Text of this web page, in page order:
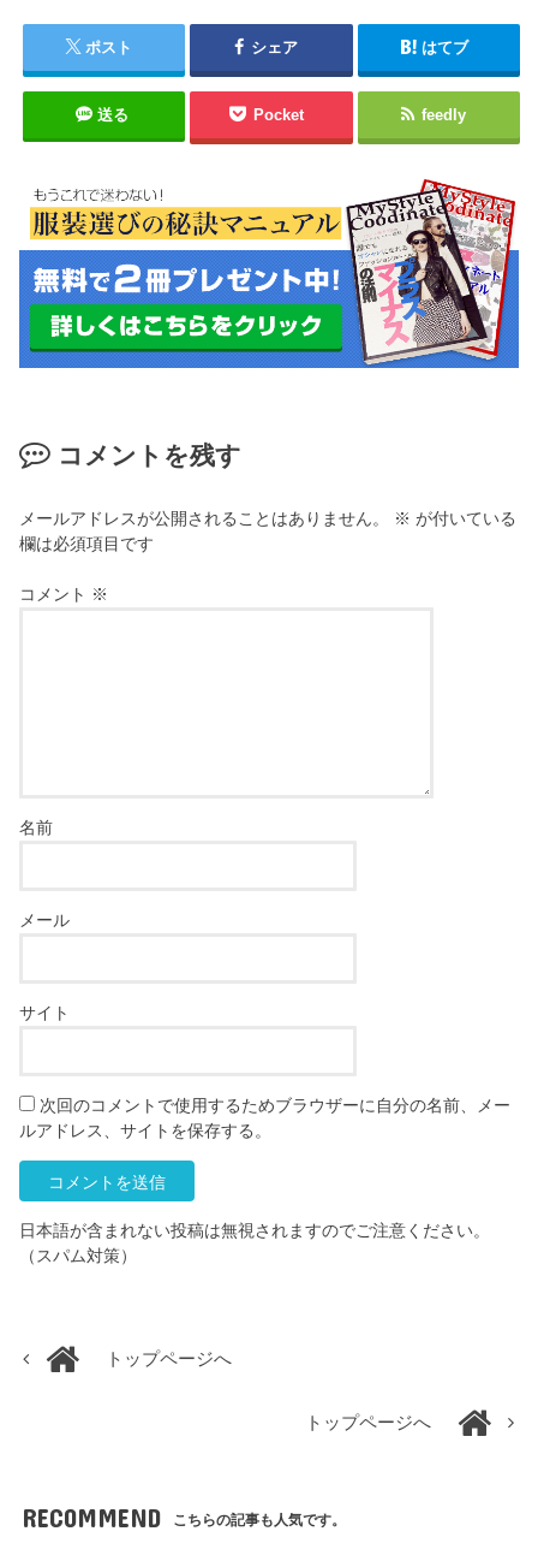
ポスト シェア はてブ
送る Pocket feedly
コメントを残す
メールアドレスが公開されることはありません。 ※ が付いている
欄は必須項目です
コメント ※
名前
メール
サイト
次回のコメントで使用するためブラウザーに自分の名前、メー
ルアドレス、サイトを保存する。
日本語が含まれない投稿は無視されますのでご注意ください。
（スパム対策）
トップページへ
トップページへ
RECOMMEND こちらの記事も人気です。